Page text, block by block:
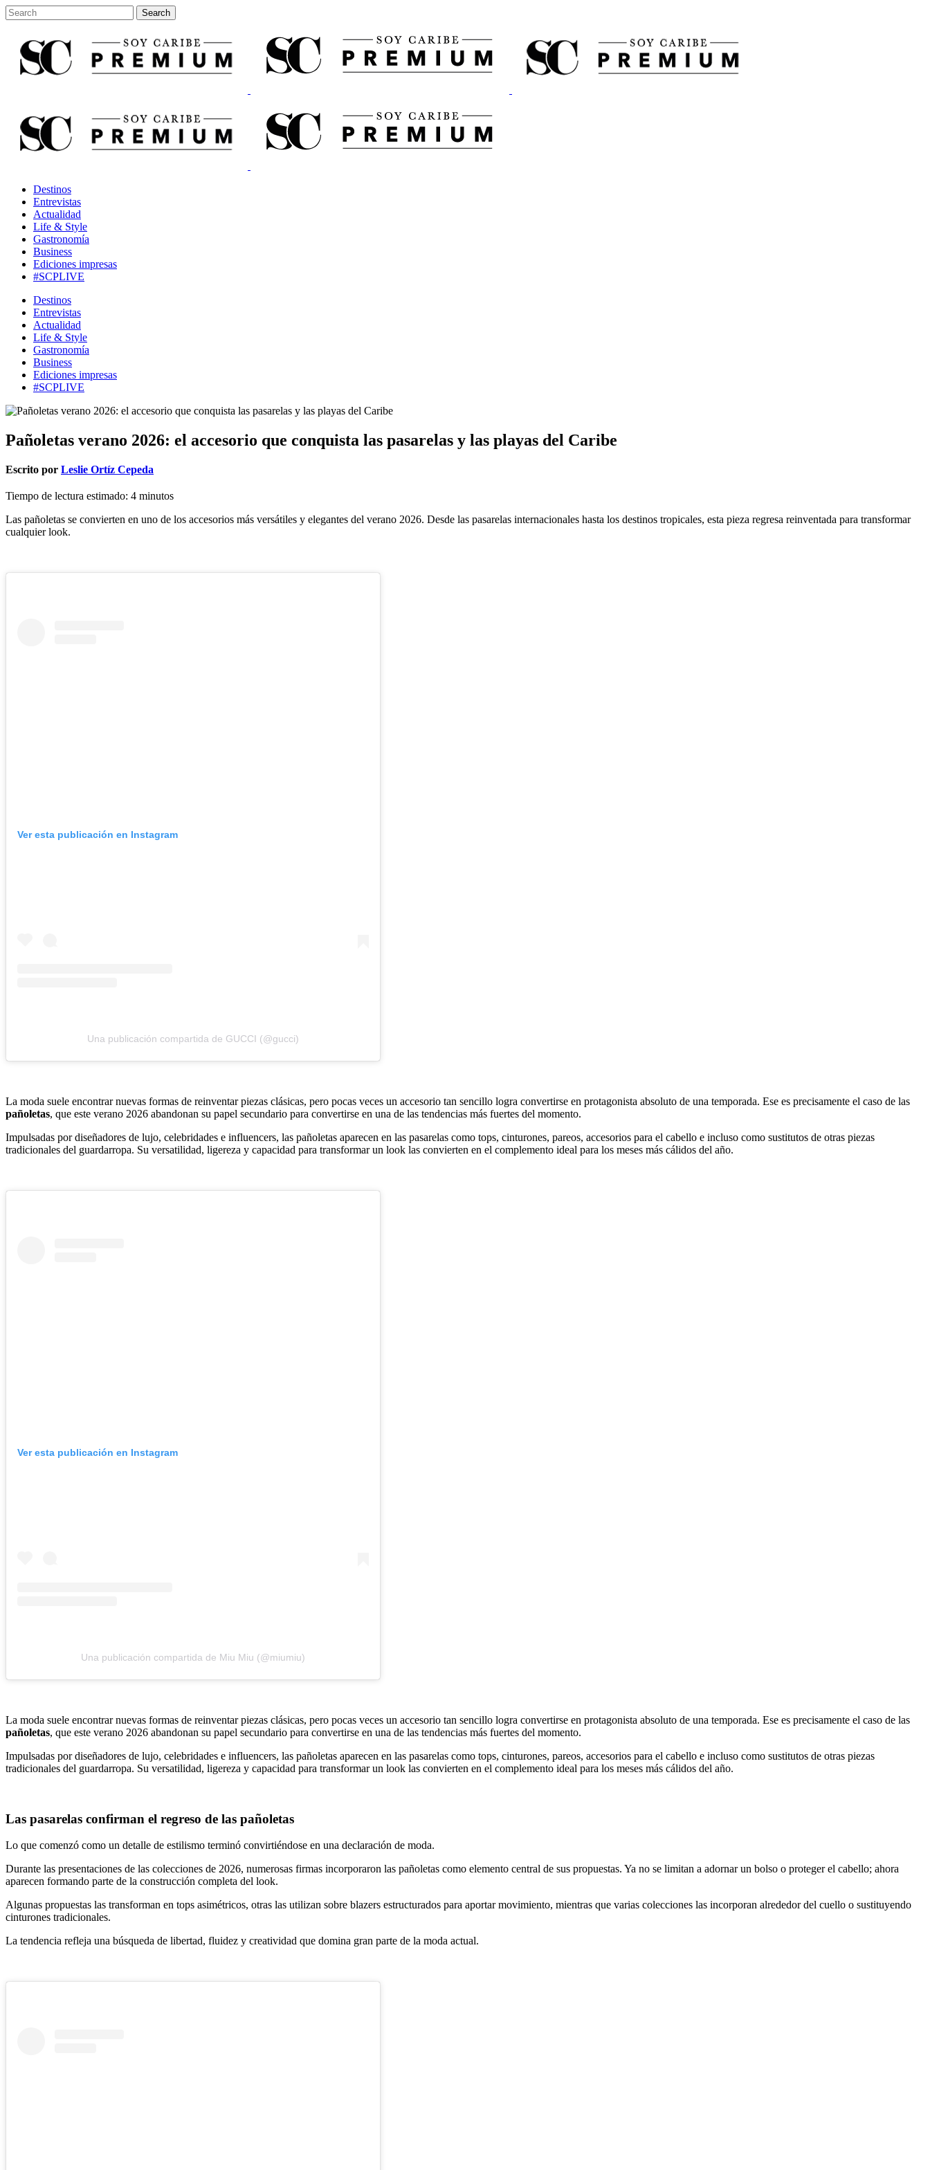
Destinos
Entrevistas
Actualidad
Life & Style
Gastronomía
Business
Ediciones impresas
#SCPLIVE
Destinos
Entrevistas
Actualidad
Life & Style
Gastronomía
Business
Ediciones impresas
#SCPLIVE
Pañoletas verano 2026: el accesorio que conquista las pasarelas y las playas del Caribe
Escrito por Leslie Ortíz Cepeda
Tiempo de lectura estimado: 4 minutos
Las pañoletas se convierten en uno de los accesorios más versátiles y elegantes del verano 2026. Desde las pasarelas internacionales hasta los destinos tropicales, esta pieza regresa reinventada para transformar
cualquier look.
Ver esta publicación en Instagram
Una publicación compartida de GUCCI (@gucci)
La moda suele encontrar nuevas formas de reinventar piezas clásicas, pero pocas veces un accesorio tan sencillo logra convertirse en protagonista absoluto de una temporada. Ese es precisamente el caso de las
pañoletas, que este verano 2026 abandonan su papel secundario para convertirse en una de las tendencias más fuertes del momento.
Impulsadas por diseñadores de lujo, celebridades e influencers, las pañoletas aparecen en las pasarelas como tops, cinturones, pareos, accesorios para el cabello e incluso como sustitutos de otras piezas
tradicionales del guardarropa. Su versatilidad, ligereza y capacidad para transformar un look las convierten en el complemento ideal para los meses más cálidos del año.
Ver esta publicación en Instagram
Una publicación compartida de Miu Miu (@miumiu)
La moda suele encontrar nuevas formas de reinventar piezas clásicas, pero pocas veces un accesorio tan sencillo logra convertirse en protagonista absoluto de una temporada. Ese es precisamente el caso de las
pañoletas, que este verano 2026 abandonan su papel secundario para convertirse en una de las tendencias más fuertes del momento.
Impulsadas por diseñadores de lujo, celebridades e influencers, las pañoletas aparecen en las pasarelas como tops, cinturones, pareos, accesorios para el cabello e incluso como sustitutos de otras piezas
tradicionales del guardarropa. Su versatilidad, ligereza y capacidad para transformar un look las convierten en el complemento ideal para los meses más cálidos del año.
Las pasarelas confirman el regreso de las pañoletas
Lo que comenzó como un detalle de estilismo terminó convirtiéndose en una declaración de moda.
Durante las presentaciones de las colecciones de 2026, numerosas firmas incorporaron las pañoletas como elemento central de sus propuestas. Ya no se limitan a adornar un bolso o proteger el cabello; ahora
aparecen formando parte de la construcción completa del look.
Algunas propuestas las transforman en tops asimétricos, otras las utilizan sobre blazers estructurados para aportar movimiento, mientras que varias colecciones las incorporan alrededor del cuello o sustituyendo
cinturones tradicionales.
La tendencia refleja una búsqueda de libertad, fluidez y creatividad que domina gran parte de la moda actual.